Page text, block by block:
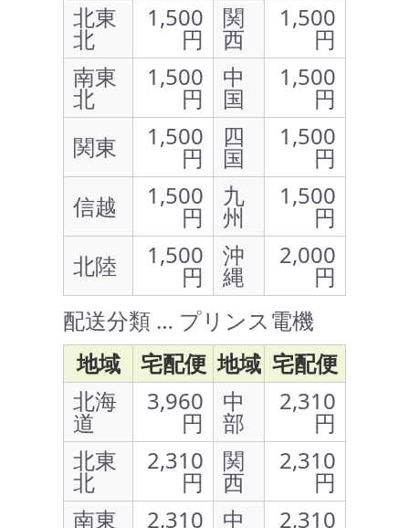
北東
北
1,500
円
関
西
1,500
円
南東
北
1,500
円
中
国
1,500
円
関東
1,500
円
四
国
1,500
円
信越
1,500
円
九
州
1,500
円
北陸
1,500
円
沖
縄
2,000
円
配送分類 … プリンス電機
地域
宅配便 地域 宅配便
北海
道
3,960
円
中
部
2,310
円
北東
北
2,310
円
関
西
2,310
円
南東
2,310 中 2,310